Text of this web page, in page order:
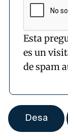
Esta
es un
de spam